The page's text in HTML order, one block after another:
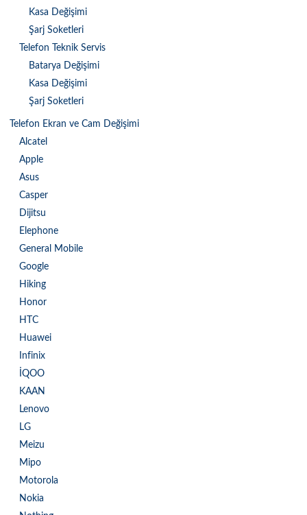
Kasa Değişimi
Şarj Soketleri
Telefon Teknik Servis
Batarya Değişimi
Kasa Değişimi
Şarj Soketleri
Telefon Ekran ve Cam Değişimi
Alcatel
Apple
Asus
Casper
Dijitsu
Elephone
General Mobile
Google
Hiking
Honor
HTC
Huawei
Infinix
İQOO
KAAN
Lenovo
LG
Meizu
Mipo
Motorola
Nokia